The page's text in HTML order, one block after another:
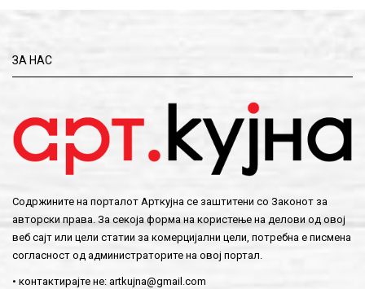
ЗА НАС
Содржините на порталот Арткујна се заштитени со Законот за
авторски права. За секоја форма на користење на делови од овој
веб сајт или цели статии за комерцијални цели, потребна е писмена
согласност од администраторите на овој портал.
• контактирајте не: artkujna@gmail.com